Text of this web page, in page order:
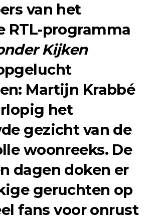
van het
RTL-programma
Kijken
Martijn Krabbé
het
gezicht van de
woonreeks. De
dagen doken er
geruchten op
fans voor onrust